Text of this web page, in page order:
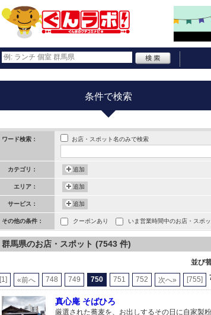
条件で検索
ワード検索： お店・スポット名のみで検索
カテゴリ： 追加
エリア： 追加
サービス： 追加
その他の条件： クーポンあり いま営業時間中のお店・スポッ
群馬県のお店・スポット (7543 件)
並び
[1] «前へ 748 749 750 751 752 次へ» [755]
真心庵 そばひろ
厳選された蕎麦を、お出しするその日に自家製